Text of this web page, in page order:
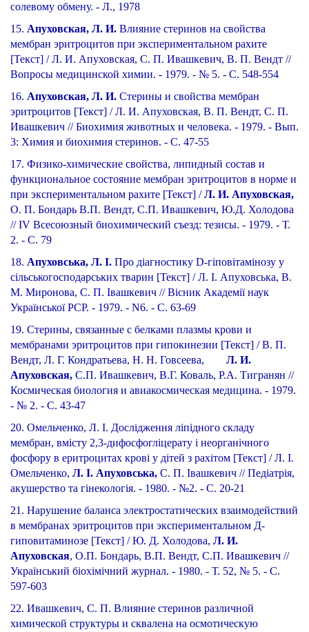
солевому обмену. - Л., 1978
15. Апуховская, Л. И. Влияние стеринов на свойства
мембран эритроцитов при экспериментальном рахите
[Текст] / Л. И. Апуховская, С. П. Ивашкевич, В. П. Вендт //
Вопросы медицинской химии. - 1979. - № 5. - С. 548-554
16. Апуховская, Л. И. Стерины и свойства мембран
эритроцитов [Текст] / Л. И. Апуховская, В. П. Вендт, С. П.
Ивашкевич // Биохимия животных и человека. - 1979. - Вып.
3: Химия и биохимия стеринов. - С. 47-55
17. Физико-химические свойства, липидный состав и
функциональное состояние мембран эритроцитов в норме и
при экспериментальном рахите [Текст] /Л. И. Апуховская,
О. П. Бондарь В.П. Вендт, С.П. Ивашкевич, Ю.Д. Холодова
// IV Всесоюзный биохимический съезд: тезисы. - 1979. - Т.
2. - С. 79
18. Апуховська, Л. І. Про діагностику D-гіповітамінозу у
сільськогосподарських тварин [Текст] / Л. І. Апуховська, В.
М. Миронова, С. П. Івашкевич // Вісник Академії наук
Української РСР. - 1979. - N6. - С. 63-69
19. Стерины, связанные с белками плазмы крови и
мембранами эритроцитов при гипокинезии [Текст] / В. П.
Вендт, Л. Г. Кондратьева, Н. Н. Говсеева, Л. И.
Апуховская, С.П. Ивашкевич, В.Г. Коваль, Р.А. Тигранян //
Космическая биология и авиакосмическая медицина. - 1979.
- № 2. - С. 43-47
20. Омельченко, Л. І. Дослідження ліпідного складу
мембран, вмісту 2,3-дифосфогліцерату і неорганічного
фосфору в еритроцитах крові у дітей з рахітом [Текст] / Л. І.
Омельченко, Л. І. Апуховська, С. П. Івашкевич // Педіатрія,
акушерство та гінекологія. - 1980. - №2. - С. 20-21
21. Нарушение баланса электростатических взаимодействий
в мембранах эритроцитов при экспериментальном Д-
гиповитаминозе [Текст] / Ю. Д. Холодова, Л. И.
Апуховская, О.П. Бондарь, В.П. Вендт, С.П. Ивашкевич //
Український біохімічний журнал. - 1980. - Т. 52, № 5. - С.
597-603
22. Ивашкевич, С. П. Влияние стеринов различной
химической структуры и сквалена на осмотическую